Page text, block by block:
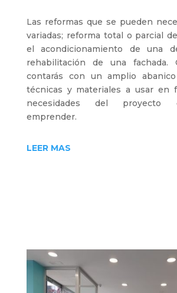
Las reformas que se pueden
variadas; reforma total o parcial
el acondicionamiento de una
rehabilitación de una fachada.
contarás con un amplio
técnicas y materiales a usar en
necesidades del proyecto
emprender.
LEER MAS